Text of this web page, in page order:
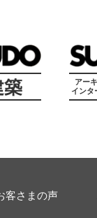
築
アー
インタ
客さまの声